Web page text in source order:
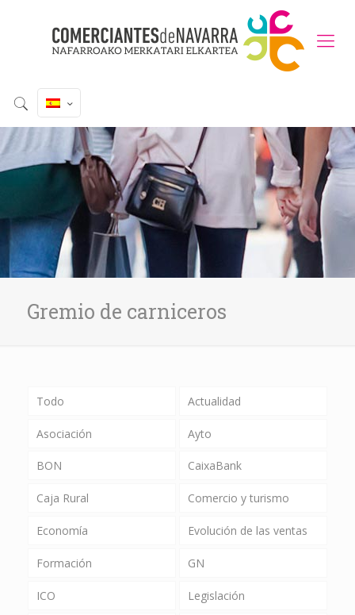
Gremio de carniceros
Todo Actualidad
Asociación Ayto
BON CaixaBank
Caja Rural Comercio y turismo
Economía Evolución de las ventas
Formación GN
ICO Legislación